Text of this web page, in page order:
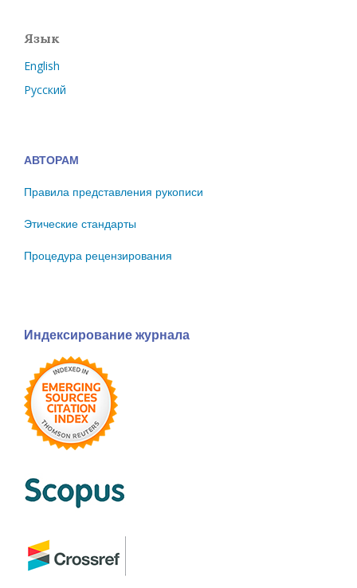
Язык
English
Русский
АВТОРАМ
Правила представления рукописи
Этические стандарты
Процедура рецензирования
Индексирование журнала